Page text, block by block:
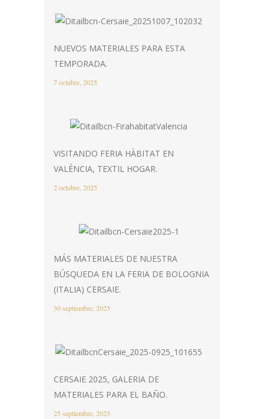
NUEVOS MATERIALES PARA ESTA
TEMPORADA.
7 octubre, 2025
VISITANDO FERIA HÀBITAT EN
VALÈNCIA, TEXTIL HOGAR.
2 octubre, 2025
MÁS MATERIALES DE NUESTRA
BÚSQUEDA EN LA FERIA DE BOLOGNIA
(ITALIA) CERSAIE.
30 septiembre, 2025
CERSAIE 2025, GALERIA DE
MATERIALES PARA EL BAÑO.
25 septiembre, 2025